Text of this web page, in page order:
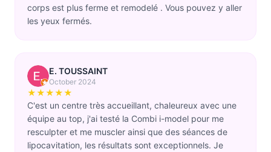
corps est plus ferme et remodelé . Vous pouvez y aller
les yeux fermés.
E. TOUSSAINT
October 2024
★★★★★
C'est un centre très accueillant, chaleureux avec une
équipe au top, j'ai testé la Combi i-model pour me
resculpter et me muscler ainsi que des séances de
lipocavitation, les résultats sont exceptionnels. Je